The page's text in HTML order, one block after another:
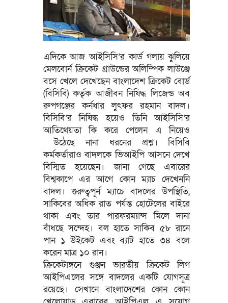
এদিকে আজ আইসিসি’র কার্ড গলায় ঝুলিয়ে
মেলবোর্ন ক্রিকেট গ্রাউন্ডের অলিম্পিক লাউঞ্জে
বসে খেলে দেখেছেন বাংলাদেশ ক্রিকেট বোর্ড
(বিসিবি) কর্তৃক আজীবন নিষিদ্ধ লিজেন্ড অব
রুপগঞ্জের কর্নধার লুৎফর রহমান বাদল।
বিসিবি’র নিষিদ্ধ হয়েও তিনি আইসিসি’র
আতিথেয়তা কি করে পেলেন এ নিয়েও
উঠেছে নানা ধরনের প্রশ্ন। বিসিবি
কর্মকর্তারাও বাদলকে ভিআইপি আসনে দেখে
বিস্মিত হয়েছেন। জানা গেছে এবারের
বিশ্বকাপে এর আগে কোন ম্যাচ দেখেননি
বাদল। গুরুত্বপূর্ন ম্যাচে বাদলের উপস্থিতি,
সাকিবের অধিক রাত পর্যন্ত হোটেলের বাইরে
থাকা এবং তার পারফরম্যান্স মিলে দানা
বাঁধছে সন্দেহ। বল হাতে সাকিব ৫৮ রানে
পান ১ উইকেট এবং ব্যাট হাতে ৩৪ বলে
করেন মাত্র ১০ রান।
ক্রিকেটাঙ্গনে গুঞ্জন ভারতীয় ক্রিকেট লিগ
আইপিএলের সঙ্গে বাদলের একটি যোগসূত্র
রয়েছে। সেখানে বাংলাদেশের কোন কোন